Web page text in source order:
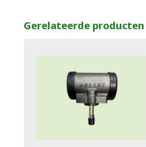
Gerelateerde producten